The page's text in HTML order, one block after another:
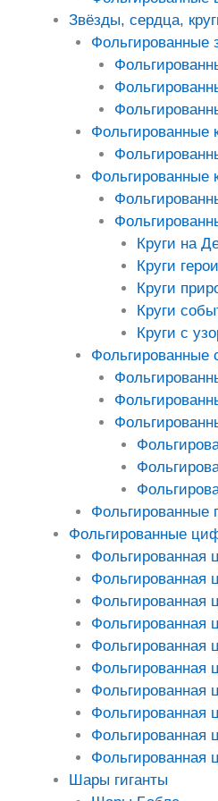
Звёзды, сердца,
Фольгированные
Фольгированные
Фольгированные
Круги на
Круги
Круги
Круги
Круги с
Фольгированные
Фольгированные
Фольгированные
Фольгированная
Фольгированная
Фольгированная
Фольгированная
Фольгированная
Фольгированная
Фольгированная
Фольгированная
Фольгированная
Фольгированная
Шары гиганты